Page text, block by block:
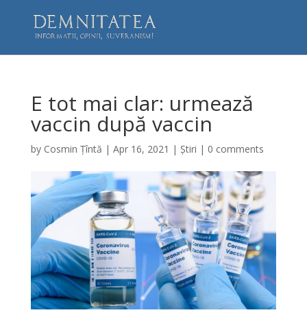
E tot mai clar: urmează
vaccin după vaccin
by Cosmin Țîntă | Apr 16, 2021 | Știri | 0 comments